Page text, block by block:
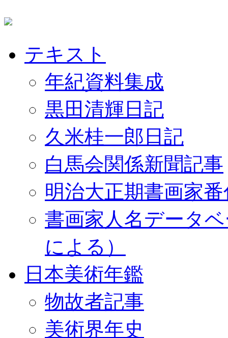
テキスト
年紀資料集成
黒田清輝日記
久米桂一郎日記
白馬会関係新聞記事
明治大正期書画家
書画家人名データ
による）
日本美術年鑑
物故者記事
美術界年史